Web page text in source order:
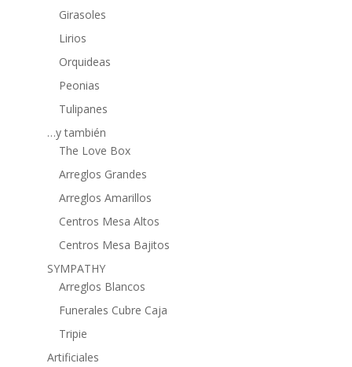
Girasoles
Lirios
Orquideas
Peonias
Tulipanes
…y también
The Love Box
Arreglos Grandes
Arreglos Amarillos
Centros Mesa Altos
Centros Mesa Bajitos
SYMPATHY
Arreglos Blancos
Funerales Cubre Caja
Tripie
Artificiales